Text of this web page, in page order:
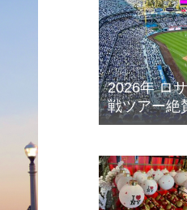
2026年 ロ
戦ツアー絶